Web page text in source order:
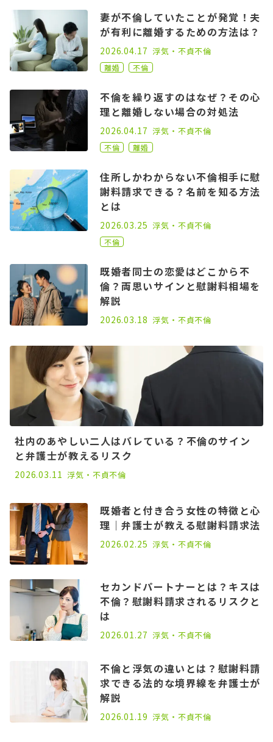
妻が不倫していたことが発覚！夫
が有利に離婚するための方法は？
2021.06.02
2026.04.17 浮気・不貞不倫
離婚 不倫
不倫を繰り返すのはなぜ？その心
理と離婚しない場合の対処法
2021.03.31
2026.04.17 浮気・不貞不倫
不倫 離婚
住所しかわからない不倫相手に慰
謝料請求できる？名前を知る方法
とは
2023.01.06
2026.03.25 浮気・不貞不倫
不倫
既婚者同士の恋愛はどこから不
倫？両思いサインと慰謝料相場を
解説
2026.03.18 浮気・不貞不倫
社内のあやしい二人はバレている？不倫のサイン
と弁護士が教えるリスク
2026.03.11 浮気・不貞不倫
既婚者と付き合う女性の特徴と心
理｜弁護士が教える慰謝料請求法
2026.02.25 浮気・不貞不倫
セカンドパートナーとは？キスは
不倫？慰謝料請求されるリスクと
は
2025.01.16
2026.01.27 浮気・不貞不倫
不倫と浮気の違いとは？慰謝料請
求できる法的な境界線を弁護士が
解説
2026.01.19 浮気・不貞不倫